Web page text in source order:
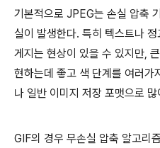
기본적으로 JPEG는 손실 압축
실이 발생한다. 특히 텍스트나
게지는 현상이 있을 수 있지만,
현하는데 좋고 색 단계를 여러가
나 일반 이미지 저장 포맷으로
GIF의 경우 무손실 압축 알고리